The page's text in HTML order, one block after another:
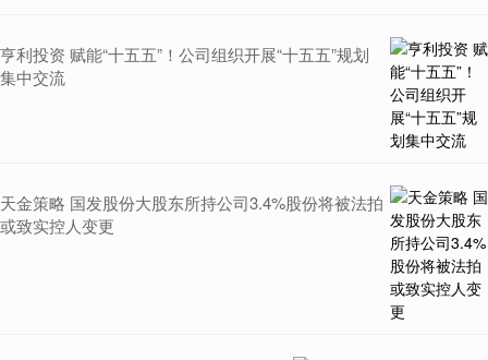
亨利投资 赋能“十五五”！公司组织开展“十五五”规划
集中交流
天金策略 国发股份大股东所持公司3.4%股份将被法拍
或致实控人变更